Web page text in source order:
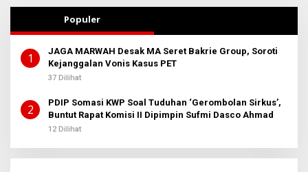
Populer
1
JAGA MARWAH Desak MA Seret Bakrie Group, Soroti
Kejanggalan Vonis Kasus PET
37 Dilihat
2
PDIP Somasi KWP Soal Tuduhan ‘Gerombolan Sirkus’,
Buntut Rapat Komisi II Dipimpin Sufmi Dasco Ahmad
12 Dilihat